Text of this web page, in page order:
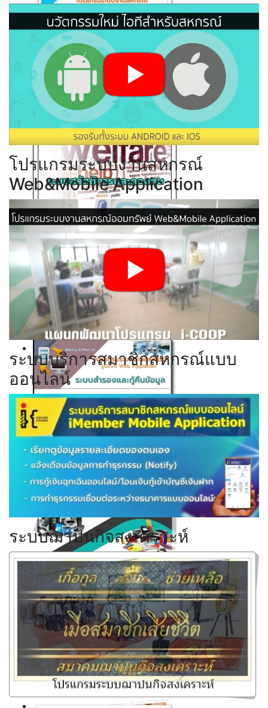
Click ดูรายละเอียด
Click ดูรายละเอียด
Click ดูรายละเอียด
Click ดูรายละเอียด
Click ดูรายละเอียด
Click ดูรายละเอียด
Click ดูรายละเอียด
Click ดูรายละเอียด
Click ดูรายละเอียด
Click ดูรายละเอียด
Click ดูรายละเอียด
โปรแกรมระบบงานสหกรณ์
Web&Mobile Application
ระบบบริการสมาชิกสหกรณ์แบบ
ออนไลน์
ระบบฌาปนกิจสงเคราะห์